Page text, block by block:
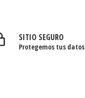
SITIO SEGURO
Protegemos tus datos